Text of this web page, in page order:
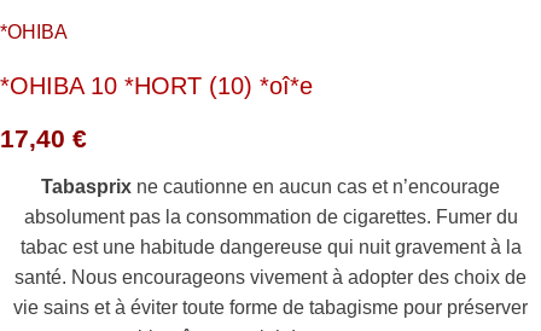
*OHIBA
*OHIBA 10 *HORT (10) *oî*e
17,40 €
Tabasprix ne cautionne en aucun cas et n’encourage
absolument pas la consommation de cigarettes. Fumer du
tabac est une habitude dangereuse qui nuit gravement à la
santé. Nous encourageons vivement à adopter des choix de
vie sains et à éviter toute forme de tabagisme pour préserver